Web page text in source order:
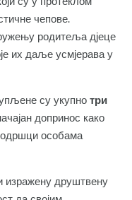
чепове.
родитеља дјеце
их даље усмјерава у
су укупнотри
допринос како
особама
изражену друштвену